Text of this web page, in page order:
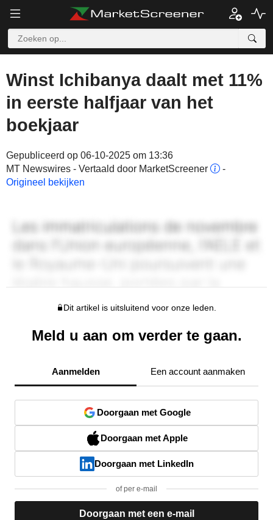
Winst Ichibanya daalt met 11%
in eerste halfjaar van het
boekjaar
Gepubliceerd op 06-10-2025 om 13:36
MT Newswires - Vertaald door MarketScreener
-
Origineel bekijken
Dit artikel is uitsluitend voor onze leden.
Meld u aan om verder te gaan.
Aanmelden Een account aanmaken
Doorgaan met Google
Doorgaan met Apple
Doorgaan met LinkedIn
of per e-mail
Doorgaan met een e-mail